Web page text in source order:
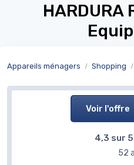
Appareils ménagers Shopping
Voir l'offre
4,3 sur 5
52